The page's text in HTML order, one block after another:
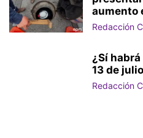
aumento
Redacción
¿Sí
13 de
Redacción